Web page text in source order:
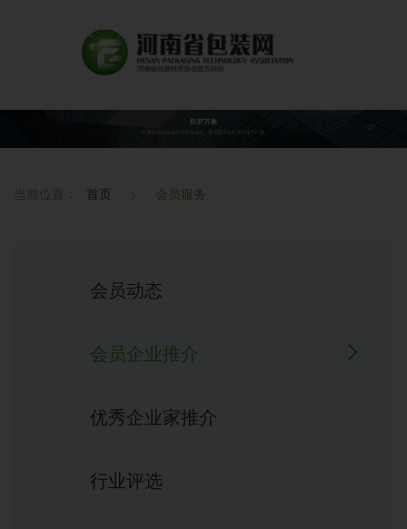
首页 会员服务
会员动态
会员企业推介
优秀企业家推介
行业评选